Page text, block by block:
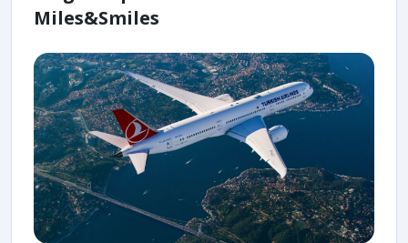
Miles&Smiles